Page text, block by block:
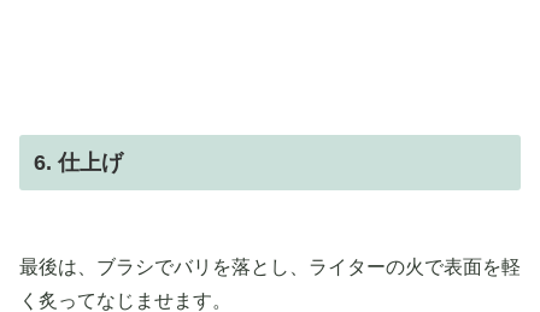
6. 仕上げ
最後は、ブラシでバリを落とし、ライターの火で表面を軽
く炙ってなじませます。